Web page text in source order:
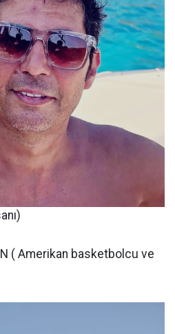
( Amerikan basketbolcu ve